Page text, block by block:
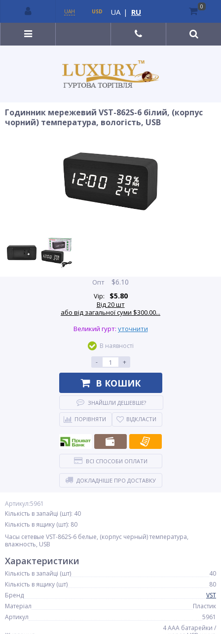
Годинник мережевий VST-862S-6 білий, (корпус
чорний) температура, вологість, USB
Артикул:5961
Кількість в запайці (шт): 40
Кількість в ящику (шт): 80
Часы сетевые VST-862S-6 белые, (корпус черный) температура,
влажность, USB
Опт $6.10
Vip: $5.80
Від 20 шт
або від загальної суми $300.00...
Великий гурт: уточнити
В наявності
-
+
В КОШИК
ЗНАЙШЛИ ДЕШЕВШЕ?
ПОРІВНЯТИ ВІДКЛАСТИ
ВСІ СПОСОБИ ОПЛАТИ
ДОКЛАДНІШЕ ПРО ДОСТАВКУ
Характеристики
Кількість в запайці (шт)
40
Кількість в ящику (шт)
80
Бренд
VST
Матеріал
Пластик
Артикул
5961
4 ААА батарейки /
UAH USD UA | RU
0